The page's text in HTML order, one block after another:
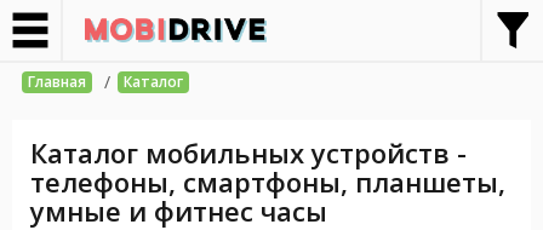
Главная / Каталог
Каталог мобильных устройств -
телефоны, смартфоны, планшеты,
умные и фитнес часы